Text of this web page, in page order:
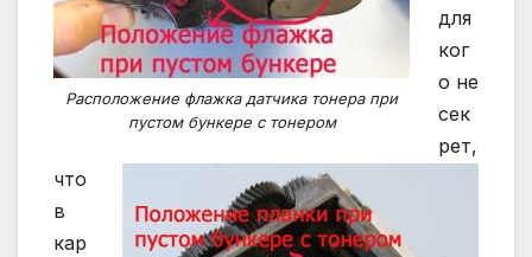
Расположение флажка датчика тонера при
пустом бункере с тонером
для
ког
о не
сек
рет,
что
в
кар